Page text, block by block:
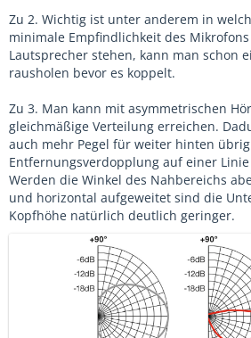
Zu 2. Wichtig ist unter anderem in
minimale Empfindlichkeit des
Lautsprecher stehen, kann man schon
rausholen bevor es koppelt.
Zu 3. Man kann mit asymmetrischen
gleichmäßige Verteilung erreichen.
auch mehr Pegel für weiter hinten
Entfernungsverdopplung auf einer
Werden die Winkel des Nahbereichs
und horizontal aufgeweitet sind die
Kopfhöhe natürlich deutlich geringer.